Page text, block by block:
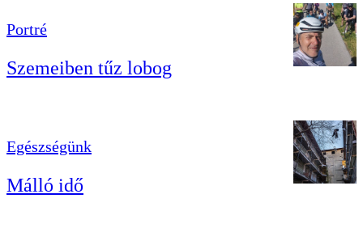
Portré
Szemeiben tűz lobog
Egészségünk
Málló idő